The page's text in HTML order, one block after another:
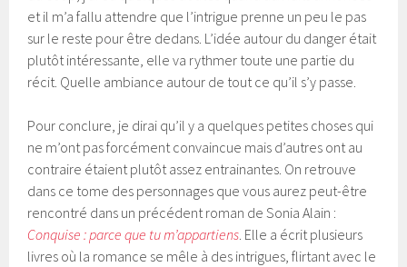
et il m’a fallu attendre que l’intrigue prenne un peu le pas
sur le reste pour être dedans. L’idée autour du danger était
plutôt intéressante, elle va rythmer toute une partie du
récit. Quelle ambiance autour de tout ce qu’il s’y passe.
Pour conclure, je dirai qu’il y a quelques petites choses qui
ne m’ont pas forcément convaincue mais d’autres ont au
contraire étaient plutôt assez entrainantes. On retrouve
dans ce tome des personnages que vous aurez peut-être
rencontré dans un précédent roman de Sonia Alain :
Conquise : parce que tu m’appartiens. Elle a écrit plusieurs
livres où la romance se mêle à des intrigues, flirtant avec le